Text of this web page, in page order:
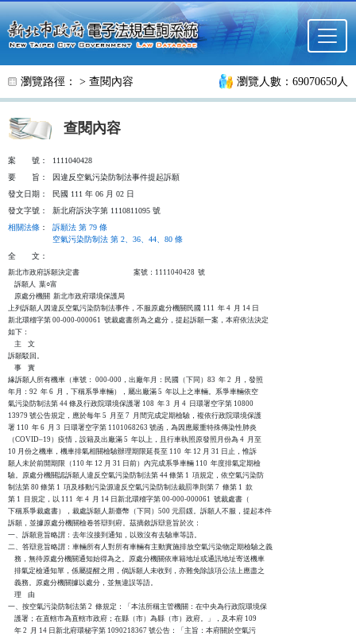
跳至主要內容
瀏覽路徑： > 查閱內容 瀏覽人數：69070650人
查閱內容
案 號：
1111040428
要
旨：
因違反空氣污染防制法事件提起訴願
發文日期：
民國 111 年 06 月 02 日
發文字號：
新北府訴決字第 1110811095 號
相關法條 ：
訴願法 第 79 條
空氣污染防制法 第 2、36、44、80 條
全
文：
新北市政府訴願決定書                                  案號：1111040428  號
    訴願人  葉○富
    原處分機關  新北市政府環境保護局
上列訴願人因違反空氣污染防制法事件，不服原處分機關民國 111  年 4  月 14 日
新北環稽字第 00-000-000061  號裁處書所為之處分，提起訴願一案，本府依法決定
如下：
    主    文
訴願駁回。
    事    實
緣訴願人所有機車（車號： 000-000，出廠年月：民國（下同）83  年 2  月，發照
年月：92  年 6  月，下稱系爭車輛），屬出廠滿 5  年以上之車輛。系爭車輛依空
氣污染防制法第 44 條及行政院環境保護署 108  年 3  月 4  日環署空字第 10800
13979 號公告規定，應於每年 5  月至 7  月間完成定期檢驗，複依行政院環境保護
署 110  年 6  月 3  日環署空字第 1101068263 號函，為因應嚴重特殊傳染性肺炎
（COVID–19）疫情，設籍及出廠滿 5  年以上，且行車執照原發照月份為 4  月至
10 月份之機車，機車排氣相關檢驗辦理期限延長至 110  年 12 月 31 日止，惟訴
願人未於前開期限（110 年 12 月 31 日前）內完成系爭車輛 110  年度排氣定期檢
驗。原處分機關認訴願人違反空氣污染防制法第 44 條第 1  項規定，依空氣污染防
制法第 80 條第 1  項及移動污染源違反空氣污染防制法裁罰準則第 7  條第 1  款
第 1  目規定，以 111  年 4  月 14 日新北環稽字第 00-000-000061  號裁處書（
下稱系爭裁處書），裁處訴願人新臺幣（下同）500 元罰鍰。訴願人不服，提起本件
訴願，並據原處分機關檢卷答辯到府。茲摘敘訴辯意旨於次：
一、訴願意旨略謂：去年沒接到通知，以致沒有去驗車等語。
二、答辯意旨略謂：車輛所有人對所有車輛有主動實施排放空氣污染物定期檢驗之義
    務，無待原處分機關通知始得為之。原處分機關依車籍地址或通訊地址寄送機車
    排氣定檢通知單，係屬提醒之用，倘訴願人未收到，亦難免除該項公法上應盡之
    義務。原處分機關據以處分，並無違誤等語。
    理    由
一、按空氣污染防制法第 2  條規定：「本法所稱主管機關：在中央為行政院環境保
    護署；在直轄市為直轄市政府；在縣（市）為縣（市）政府。」，及本府 109
    年 2  月 14 日新北府環秘字第 1090218367 號公告：「主旨：本府關於空氣污